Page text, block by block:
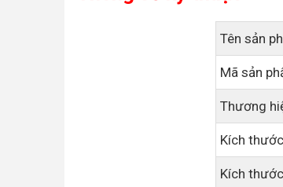
Tên sản
Mã sản
Thương
Kích thước
Kích